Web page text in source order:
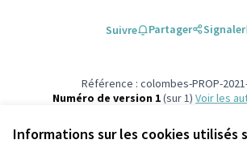
Informations sur les cookies utilisés
Suivre Partager Signaler
Référence : colombes-PROP-
Numéro de version 1(sur 1)
voir les